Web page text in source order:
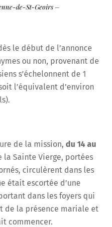
de-St-Geoirs –
le début de l’annonce
ou non, provenant de
s’échelonnent de 1
l’équivalent d’environ
de la mission,du 14 au
la Sainte Vierge, portées
circulèrent dans les
était escortée d’une
dans les foyers qui
de la présence mariale et
commencer.